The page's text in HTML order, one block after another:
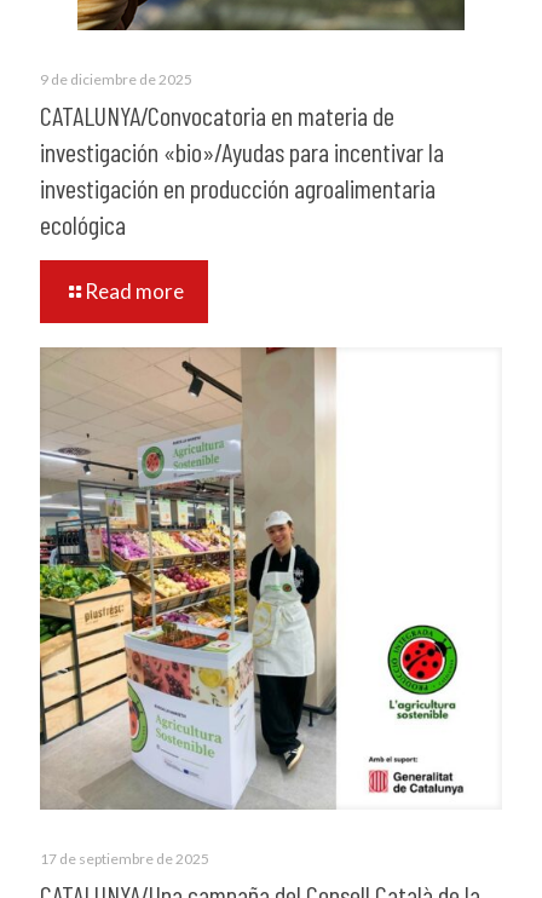
9 de diciembre de 2025
CATALUNYA/Convocatoria en materia de
investigación «bio»/Ayudas para incentivar la
investigación en producción agroalimentaria
ecológica
Read more
17 de septiembre de 2025